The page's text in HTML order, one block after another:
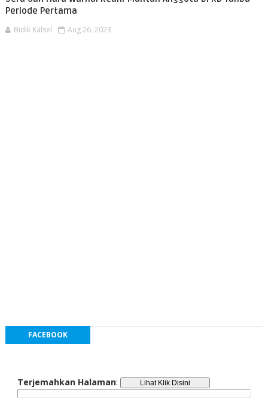
Periode Pertama
Bidik Kalsel Aug 26, 2023
FACEBOOK
Terjemahkan Halaman: